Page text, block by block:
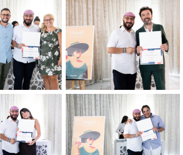
Enologo Vincenzo Mercurio